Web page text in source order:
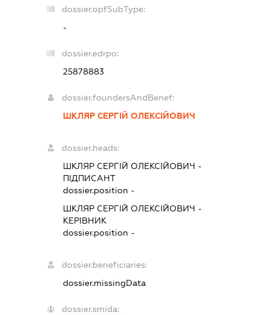
dossier.opfSubType:
-
dossier.edrpo:
25878883
dossier.foundersAndBenef:
ШКЛЯР СЕРГІЙ ОЛЕКСІЙОВИЧ
dossier.heads:
ШКЛЯР СЕРГІЙ ОЛЕКСІЙОВИЧ -
ПІДПИСАНТ
dossier.position -
ШКЛЯР СЕРГІЙ ОЛЕКСІЙОВИЧ -
КЕРІВНИК
dossier.position -
dossier.beneficiaries:
dossier.missingData
dossier.smida: